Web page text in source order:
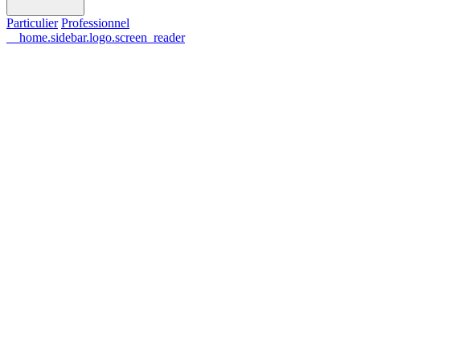
Particulier Professionnel
__home.sidebar.logo.screen_reader